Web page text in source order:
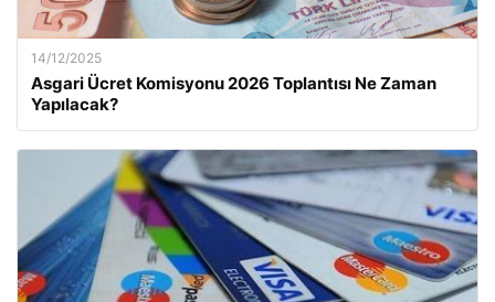
14/12/2025
Asgari Ücret Komisyonu 2026 Toplantısı Ne Zaman
Yapılacak?